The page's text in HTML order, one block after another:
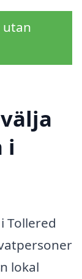
utan
i
Tollered
lokal